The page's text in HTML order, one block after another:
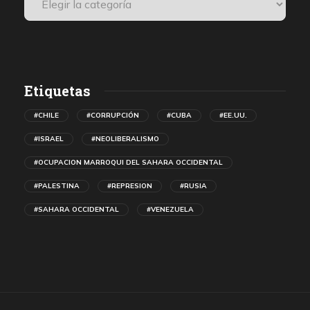
Etiquetas
#CHILE #CORRUPCIÓN #CUBA #EE.UU.
#ISRAEL #NEOLIBERALISMO
#OCUPACION MARROQUI DEL SAHARA OCCIDENTAL
#PALESTINA #REPRESION #RUSIA
#SAHARA OCCIDENTAL #VENEZUELA